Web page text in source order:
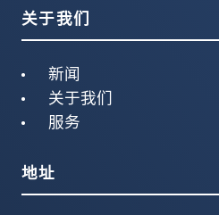
关于我们
新闻
关于我们
服务
地址